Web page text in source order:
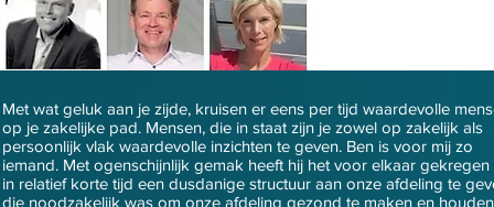
Met wat geluk aan je zijde, kruisen er eens per tijd waardevolle
op je zakelijke pad. Mensen, die in staat zijn je zowel op zakelijk als
persoonlijk vlak waardevolle inzichten te geven. Ben is voor mij zo
iemand. Met ogenschijnlijk gemak heeft hij het voor elkaar gekregen
in relatief korte tijd een dusdanige structuur aan onze afdeling te
die noodzakelijk was om onze afdeling gezond te maken en